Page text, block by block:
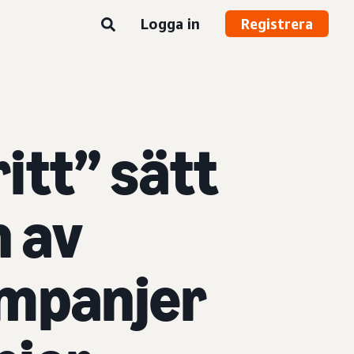
Logga in Registrera
sätt
av